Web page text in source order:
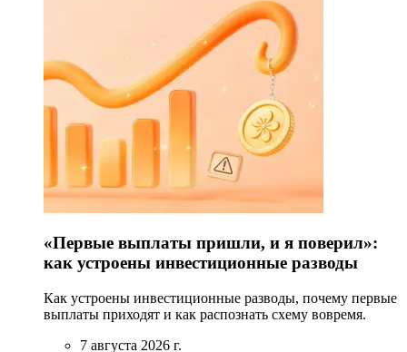
«Первые выплаты пришли, и я поверил»:
как устроены инвестиционные разводы
Как устроены инвестиционные разводы, почему первые
выплаты приходят и как распознать схему вовремя.
7 августа 2026 г.